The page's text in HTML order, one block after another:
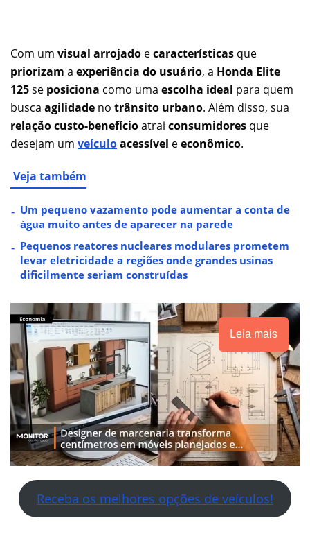
Com um visual arrojado ecaracterísticas que
priorizam a experiência do usuário, a Honda Elite
125se posiciona como uma escolha ideal para quem
busca agilidade no trânsito urbano. Além disso, sua
relação custo-benefícioatrai consumidores que
desejam um veículoacessível eeconômico.
Veja também
Um pequeno vazamento pode aumentar a conta de
água muito antes de aparecer na parede
Pequenos reatores nucleares modulares prometem
levar eletricidade a regiões onde grandes usinas
dificilmente seriam construídas
Leia mais
Receba os melhores opções de veículos!